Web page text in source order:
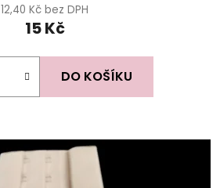
12,40 Kč bez DPH
15 Kč
DO KOŠÍKU